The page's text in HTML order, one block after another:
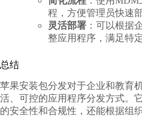
程，方便管理员快速
灵活部署 ：可以根据
整应用程序，满足特
总结
苹果安装包分发对于企业和教育
活、可控的应用程序分发方式。
的安全性和合规性，还能根据组